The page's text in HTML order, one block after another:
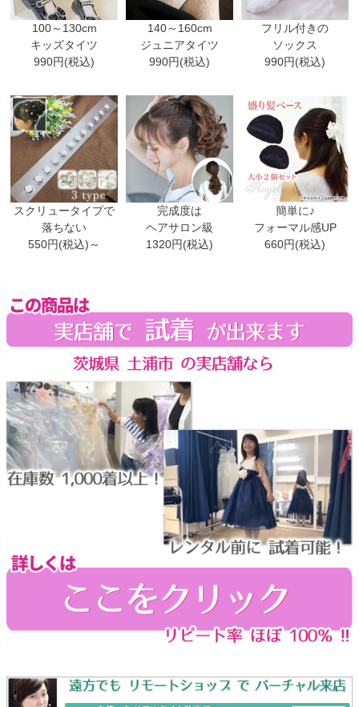
100～130cm
キッズタイツ
990円(税込)
140～160cm
ジュニアタイツ
990円(税込)
フリル付きの
ソックス
990円(税込)
スクリュータイプで
落ちない
550円(税込)～
完成度は
ヘアサロン級
1320円(税込)
簡単に♪
フォーマル感UP
660円(税込)